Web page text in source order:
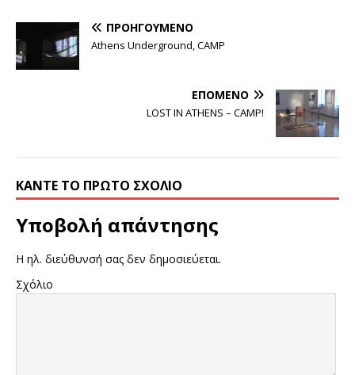
ΠΡΟΗΓΟΎΜΕΝΟ
Athens Underground, CAMP
ΕΠΌΜΕΝΟ
LOST IN ATHENS – CAMP!
ΚΆΝΤΕ ΤΟ ΠΡΏΤΟ ΣΧΌΛΙΟ
Υποβολή απάντησης
Η ηλ. διεύθυνσή σας δεν δημοσιεύεται.
Σχόλιο